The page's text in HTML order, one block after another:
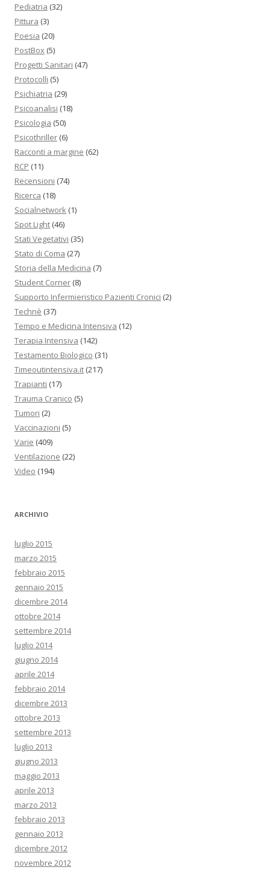
Pediatria (32)
Pittura (3)
Poesia (20)
PostBox (5)
Progetti Sanitari (47)
Protocolli (5)
Psichiatria (29)
Psicoanalisi (18)
Psicologia (50)
Psicothriller (6)
Racconti a margine (62)
RCP (11)
Recensioni (74)
Ricerca (18)
Socialnetwork (1)
Spot Light (46)
Stati Vegetativi (35)
Stato di Coma (27)
Storia della Medicina (7)
Student Corner (8)
Supporto Infermieristico Pazienti Cronici (2)
Technè (37)
Tempo e Medicina Intensiva (12)
Terapia Intensiva (142)
Testamento Biologico (31)
Timeoutintensiva.it (217)
Trapianti (17)
Trauma Cranico (5)
Tumori (2)
Vaccinazioni (5)
Varie (409)
Ventilazione (22)
Video (194)
ARCHIVIO
luglio 2015
marzo 2015
febbraio 2015
gennaio 2015
dicembre 2014
ottobre 2014
settembre 2014
luglio 2014
giugno 2014
aprile 2014
febbraio 2014
dicembre 2013
ottobre 2013
settembre 2013
luglio 2013
giugno 2013
maggio 2013
aprile 2013
marzo 2013
febbraio 2013
gennaio 2013
dicembre 2012
novembre 2012